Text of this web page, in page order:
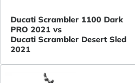
Ducati Scrambler 1100 Dark
PRO 2021 vs
Ducati Scrambler Desert Sled
2021